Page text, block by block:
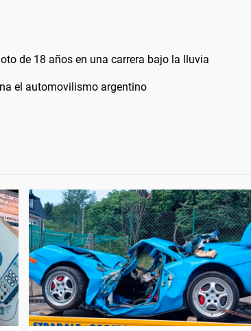
de 18 años en una carrera bajo la lluvia
el automovilismo argentino